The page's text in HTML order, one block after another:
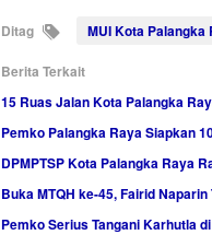
Ditag MUI Kota Palangka
Berita Terkait
15 Ruas Jalan Kota Palangka
Pemko Palangka Raya Siapkan
DPMPTSP Kota Palangka Raya
Buka MTQH ke-45, Fairid
Pemko Serius Tangani Karhutla